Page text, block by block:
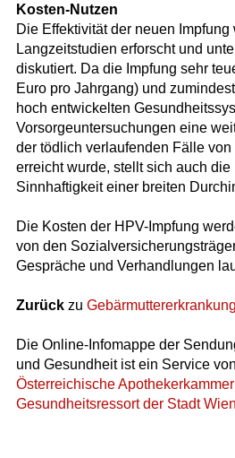
Kosten-Nutzen
Die Effektivität der neuen Impfung
Langzeitstudien erforscht und
diskutiert. Da die Impfung sehr
Euro pro Jahrgang) und
hoch entwickelten
Vorsorgeuntersuchungen eine
der tödlich verlaufenden Fälle
erreicht wurde, stellt sich auch die
Sinnhaftigkeit einer breiten
Die Kosten der HPV-Impfung
von den
Gespräche und Verhandlungen
Zurückzu
Die Online-Infomappe der
und Gesundheit ist ein Service von
Österreichische Apothekerkammer
Gesundheitsressort der Stadt Wien